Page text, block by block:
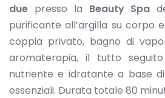
due presso la Beauty Spa
purificante all’argilla su corpo
coppia privato, bagno di
aromaterapia, il tutto
nutriente e idratante a base
essenziali. Durata totale 80